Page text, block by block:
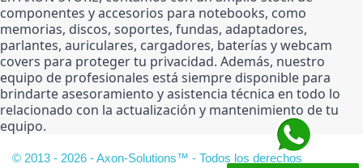
componentes y accesorios para notebooks, como
memorias, discos, soportes, fundas, adaptadores,
parlantes, auriculares, cargadores, baterías y webcam
covers para proteger tu privacidad. Además, nuestro
equipo de profesionales está siempre disponible para
brindarte asesoramiento y asistencia técnica en todo lo
relacionado con la actualización y mantenimiento de tu
equipo.
© 2013 - 2026 - Axon-Solutions™ - Todos los derechos